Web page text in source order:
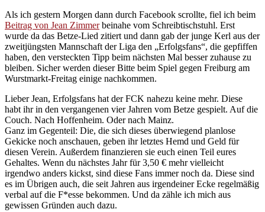
Als ich gestern Morgen dann durch Facebook scrollte, fiel ich beim
Beitrag von Jean Zimmerbeinahe vom Schreibtischstuhl. Erst
wurde da das Betze-Lied zitiert und dann gab der junge Kerl aus der
zweitjüngsten Mannschaft der Liga den „Erfolgsfans“, die gepfiffen
haben, den versteckten Tipp beim nächsten Mal besser zuhause zu
bleiben. Sicher werden dieser Bitte beim Spiel gegen Freiburg am
Wurstmarkt-Freitag einige nachkommen.
Lieber Jean, Erfolgsfans hat der FCK nahezu keine mehr. Diese
habt ihr in den vergangenen vier Jahren vom Betze gespielt. Auf die
Couch. Nach Hoffenheim. Oder nach Mainz.
Ganz im Gegenteil: Die, die sich dieses überwiegend planlose
Gekicke noch anschauen, geben ihr letztes Hemd und Geld für
diesen Verein. Außerdem finanzieren sie euch einen Teil eures
Gehaltes. Wenn du nächstes Jahr für 3,50 € mehr vielleicht
irgendwo anders kickst, sind diese Fans immer noch da. Diese sind
es im Übrigen auch, die seit Jahren aus irgendeiner Ecke regelmäßig
verbal auf die F*esse bekommen. Und da zähle ich mich aus
gewissen Gründen auch dazu.